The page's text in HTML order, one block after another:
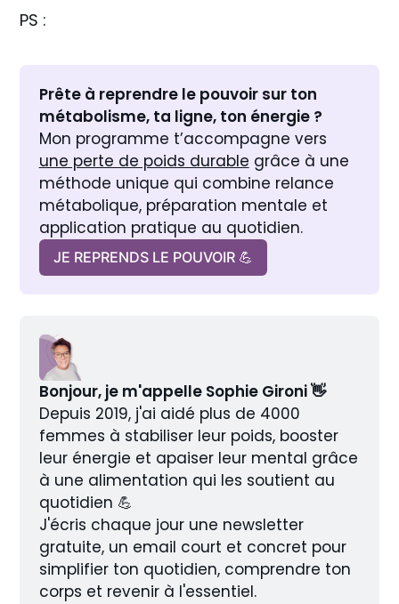
PS :
Prête à reprendre le pouvoir sur ton
métabolisme, ta ligne, ton énergie ?
une perte de poids durable grâce à une
méthode unique qui combine relance
métabolique, préparation mentale et
application pratique au quotidien.
JE REPRENDS LE POUVOIR 💪
Bonjour, je m'appelle Sophie Gironi 👋
Depuis 2019, j'ai aidé plus de 4000
femmes à stabiliser leur poids, booster
leur énergie et apaiser leur mental grâce
à une alimentation qui les soutient au
quotidien 💪
J'écris chaque jour une newsletter
gratuite, un email court et concret pour
simplifier ton quotidien, comprendre ton
corps et revenir à l'essentiel.